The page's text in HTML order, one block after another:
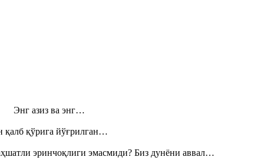
Энг азиз ва энг…
қалб қўрига йўғрилган…
эринчоқлиги эмасмиди? Биз дунёни аввал…